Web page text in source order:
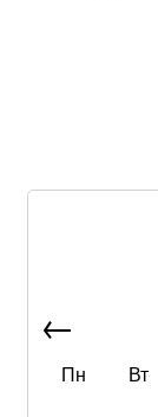
Співаків і
Понад 9,2
справу
Абітурієнт
Пн
Вт